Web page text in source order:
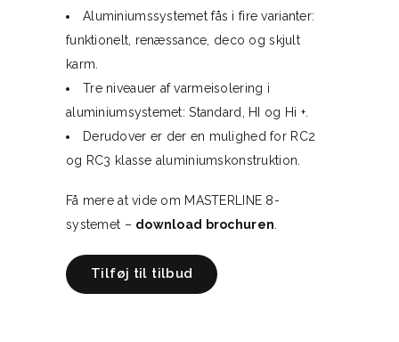
Aluminiumssystemet fås i fire varianter:
funktionelt, renæssance, deco og skjult
karm.
Tre niveauer af varmeisolering i
aluminiumsystemet: Standard, HI og Hi +.
Derudover er der en mulighed for RC2
og RC3 klasse aluminiumskonstruktion.
Få mere at vide om MASTERLINE 8-
systemet – download brochuren
Tilføj til tilbud